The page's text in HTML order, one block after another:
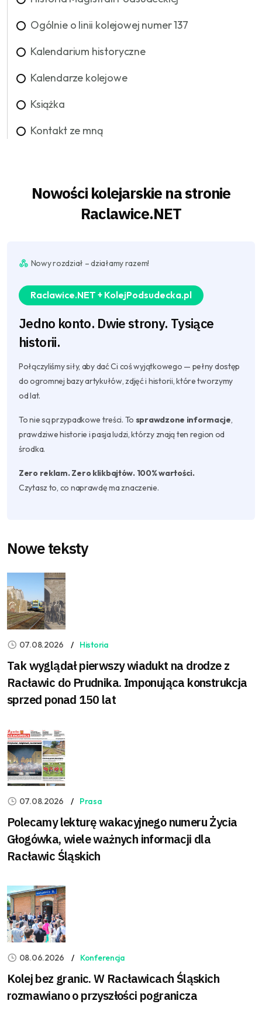
Ogólnie o linii kolejowej numer 137
Kalendarium historyczne
Kalendarze kolejowe
Książka
Kontakt ze mną
Nowości kolejarskie na stronie
Raclawice.NET
Nowy rozdział – działamy razem!
Raclawice.NET + KolejPodsudecka.pl
Jedno konto. Dwie strony. Tysiące
historii.
Połączyliśmy siły, aby dać Ci coś wyjątkowego — pełny dostęp
do ogromnej bazy artykułów, zdjęć i historii, które tworzymy
od lat.
To nie są przypadkowe treści. To sprawdzone informacje,
prawdziwe historie i pasja ludzi, którzy znają ten region od
środka.
Zero reklam. Zero klikbajtów. 100% wartości.
Czytasz to, co naprawdę ma znaczenie.
Nowe teksty
07.08.2026 Historia
Tak wyglądał pierwszy wiadukt na drodze z
Racławic do Prudnika. Imponująca konstrukcja
sprzed ponad 150 lat
07.08.2026 Prasa
Polecamy lekturę wakacyjnego numeru Życia
Głogówka, wiele ważnych informacji dla
Racławic Śląskich
08.06.2026 Konferencja
Kolej bez granic. W Racławicach Śląskich
rozmawiano o przyszłości pogranicza